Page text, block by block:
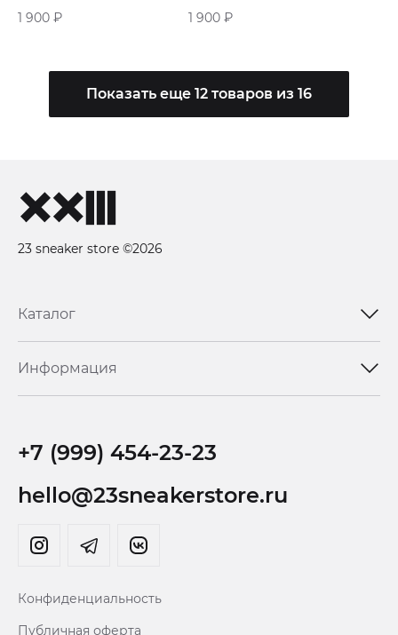
1 900 ₽
«White»
1 900 ₽
Показать еще 12 товаров из 16
23 sneaker store ©2026
Каталог
Информация
+7 (999) 454-23-23
hello@23sneakerstore.ru
Конфиденциальность
Публичная оферта